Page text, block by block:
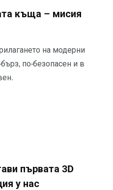
къща – мисия
на модерни
по-безопасен и в
първата 3D
у нас